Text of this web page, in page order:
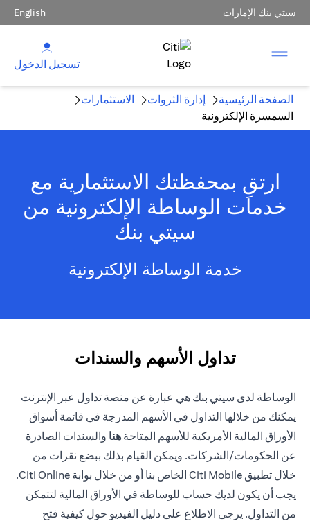
سيتي بنك الإمارات English
تسجيل الدخول
الصفحة الرئيسية إدارة الثروات
الاستثمارات
السمسرة الإلكترونية
ارتقِ بمحفظتك الاستثمارية مع
خدمات الوساطة الإلكترونية من
سيتي بنك
خدمة الوساطة الإلكترونية
تداول الأسهم والسندات
الوساطة لدى سيتي بنك هي عبارة عن منصة تداول عبر الإنترنت
يمكنك من خلالها التداول في الأسهم المدرجة في قائمة أسواق
الأوراق المالية الأمريكية للأسهم المتاحة هنا والسندات الصادرة
عن الحكومات/الشركات. ويمكن القيام بذلك ببضع نقرات من
خلال تطبيق Citi Mobile الخاص بنا أو من خلال بوابة Citi Online.
يجب أن يكون لديك حساب للوساطة في الأوراق المالية لتتمكن
من التداول. يرجى الاطلاع على دليل الفيديو حول كيفية فتح